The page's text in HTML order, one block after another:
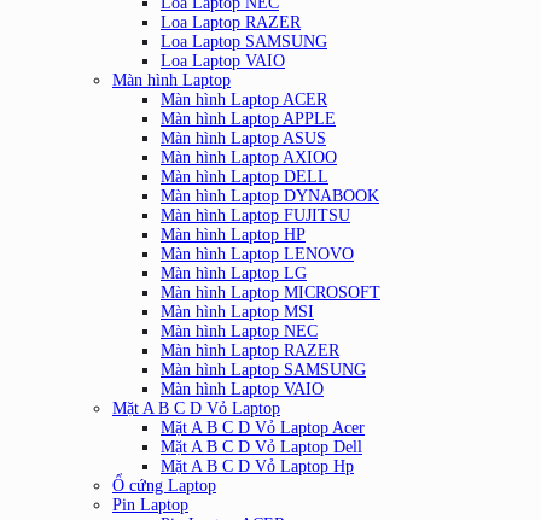
Loa Laptop RAZER
Loa Laptop SAMSUNG
Loa Laptop VAIO
Màn hình Laptop
Màn hình Laptop ACER
Màn hình Laptop APPLE
Màn hình Laptop ASUS
Màn hình Laptop AXIOO
Màn hình Laptop DELL
Màn hình Laptop DYNABOOK
Màn hình Laptop FUJITSU
Màn hình Laptop HP
Màn hình Laptop LENOVO
Màn hình Laptop LG
Màn hình Laptop MICROSOFT
Màn hình Laptop MSI
Màn hình Laptop NEC
Màn hình Laptop RAZER
Màn hình Laptop SAMSUNG
Màn hình Laptop VAIO
Mặt A B C D Vỏ Laptop
Mặt A B C D Vỏ Laptop Acer
Mặt A B C D Vỏ Laptop Dell
Mặt A B C D Vỏ Laptop Hp
Ổ cứng Laptop
Pin Laptop